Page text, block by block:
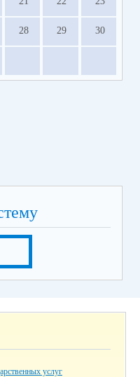
28 29 30
услуг